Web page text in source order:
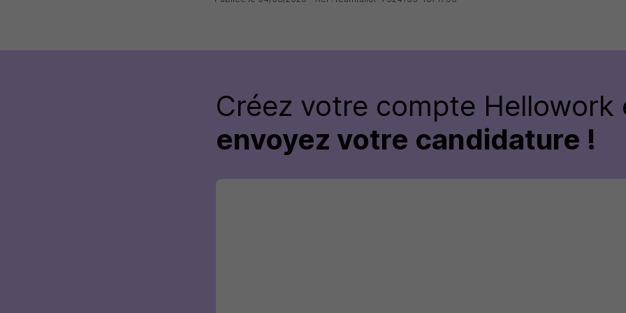
Créez votre compte Hellowork
envoyez votre candidature !